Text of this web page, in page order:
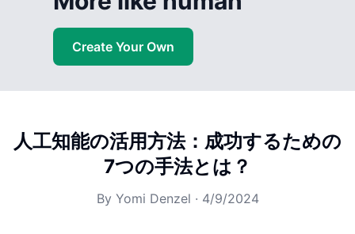
Create Your Own
人工知能の活用方法：成功するための
7つの手法とは？
By Yomi Denzel · 4/9/2024